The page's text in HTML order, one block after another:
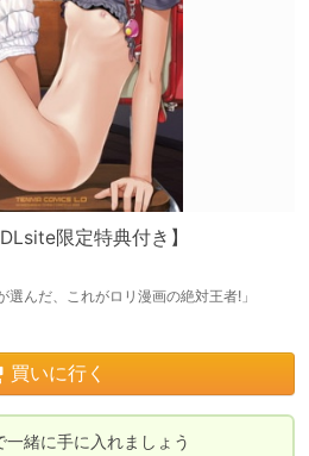
限定特典付き】
選んだ、これがロリ漫画の絶対王者!」
買いに行く